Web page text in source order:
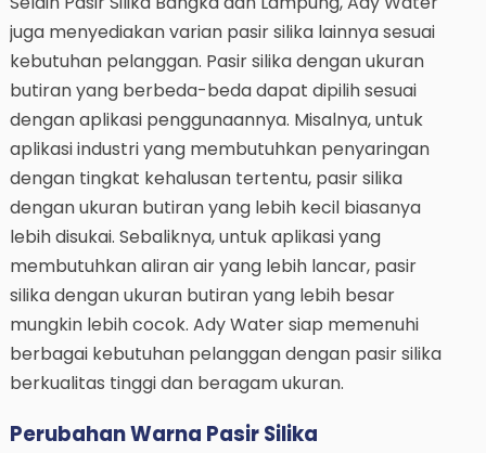
juga menyediakan varian pasir silika lainnya sesuai
kebutuhan pelanggan. Pasir silika dengan ukuran
butiran yang berbeda-beda dapat dipilih sesuai
dengan aplikasi penggunaannya. Misalnya, untuk
aplikasi industri yang membutuhkan penyaringan
dengan tingkat kehalusan tertentu, pasir silika
dengan ukuran butiran yang lebih kecil biasanya
lebih disukai. Sebaliknya, untuk aplikasi yang
membutuhkan aliran air yang lebih lancar, pasir
silika dengan ukuran butiran yang lebih besar
mungkin lebih cocok. Ady Water siap memenuhi
berbagai kebutuhan pelanggan dengan pasir silika
berkualitas tinggi dan beragam ukuran.
Perubahan Warna Pasir Silika